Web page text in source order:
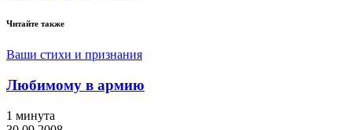
Читайте также
Ваши стихи и признания
Любимому в армию
1 минута